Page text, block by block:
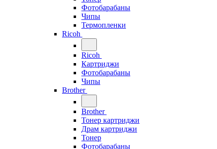
Фотобарабаны
Чипы
Термопленки
Ricoh
Ricoh
Картриджи
Фотобарабаны
Чипы
Brother
Brother
Тонер картриджи
Драм картриджи
Тонер
Фотобарабаны